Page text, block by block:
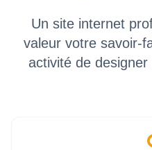
Un site internet
valeur votre savoir-
activité de designer